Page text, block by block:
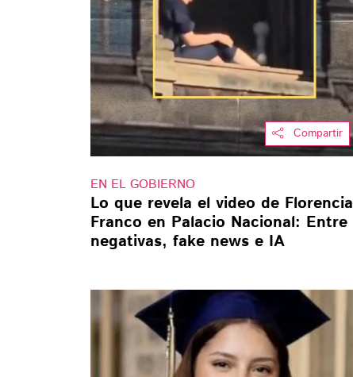
Compartir
EN EL GOBIERNO
Lo que revela el video de Florencia
Franco en Palacio Nacional: Entre
negativas, fake news e IA